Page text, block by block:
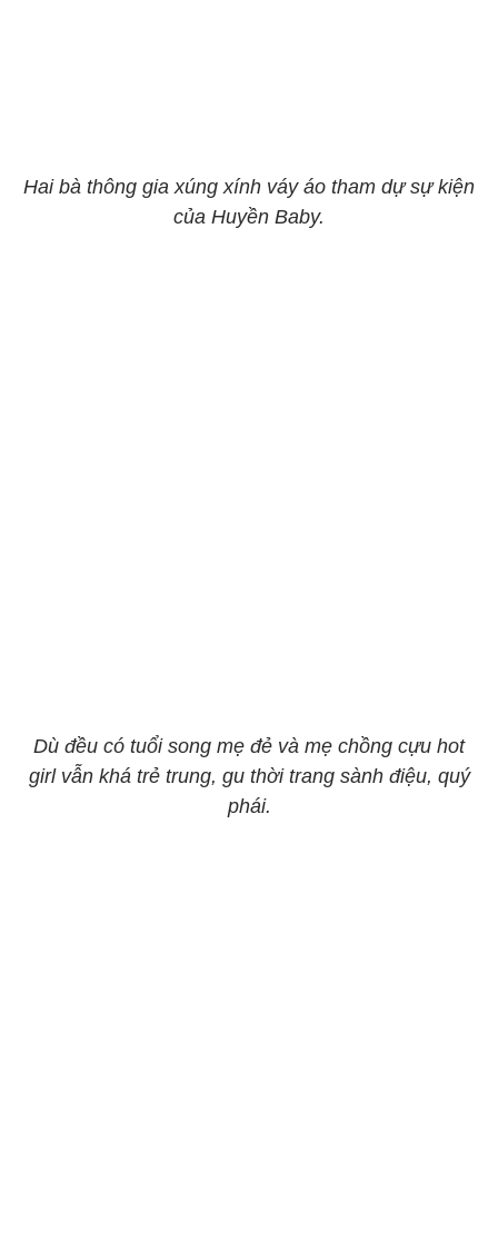
Hai bà thông gia xúng xính váy áo tham dự sự kiện
của Huyền Baby.
Dù đều có tuổi song mẹ đẻ và mẹ chồng cựu hot
girl vẫn khá trẻ trung, gu thời trang sành điệu, quý
phái.